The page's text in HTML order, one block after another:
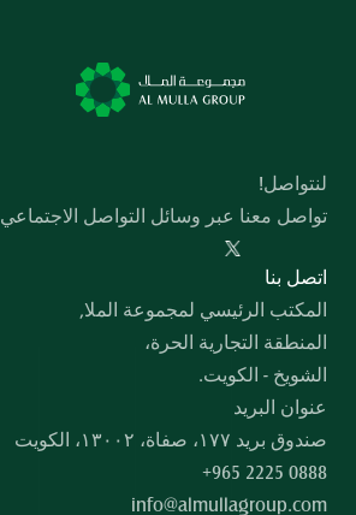
لنتواصل!
تواصل معنا عبر وسائل التواصل الاجتماعي
  اﺗﺼﻞ ﺑﻨﺎ
المكتب الرئيسي لمجموعة الملا,
المنطقة التجارية الحرة،
الشويخ - الكويت.
عنوان البريد
صندوق بريد ۱۷۷، صفاة، ۱۳۰۰۲، الكويت
+965 2225 0888
info@almullagroup.com